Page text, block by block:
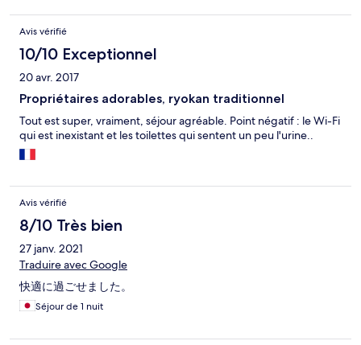
Avis vérifié
10/10 Exceptionnel
20 avr. 2017
Propriétaires adorables, ryokan traditionnel
Tout est super, vraiment, séjour agréable. Point négatif : le Wi-Fi
qui est inexistant et les toilettes qui sentent un peu l'urine..
Avis vérifié
8/10 Très bien
27 janv. 2021
Traduire avec Google
快適に過ごせました。
Séjour de 1 nuit